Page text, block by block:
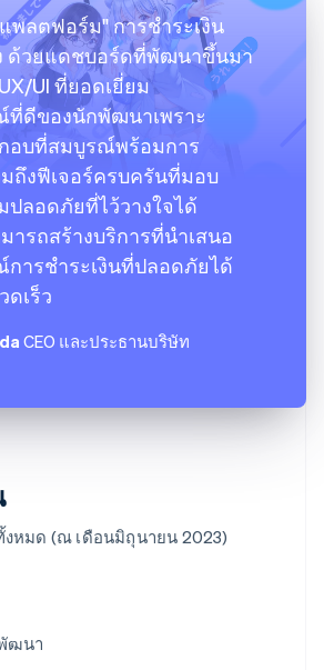
หมด (ณ เดือนมิถุนายน 2023)
ฒนา
พลตฟอร์ม" การชำระเงิน
ด้วยแดชบอร์ดที่พัฒนาขึ้นมา
UI ที่ยอดเยี่ยม
ที่ดีของนักพัฒนาเพราะ
กอบที่สมบูรณ์พร้อมการ
ถึงฟีเจอร์ครบครันที่มอบ
ลอดภัยที่ไว้วางใจได้
ารถสร้างบริการที่นำเสนอ
ารชำระเงินที่ปลอดภัยได้
ดเร็ว
CEO และประธานบริษัท